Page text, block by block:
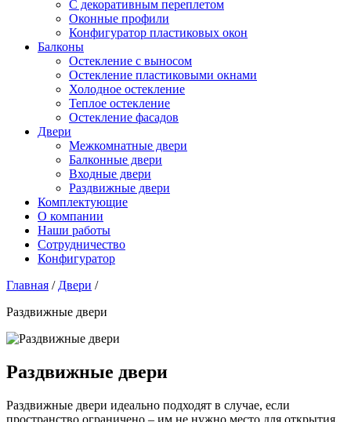
С декоративным переплетом
Оконные профили
Конфигуратор пластиковых окон
Балконы
Остекление с выносом
Остекление пластиковыми окнами
Холодное остекление
Теплое остекление
Остекление фасадов
Двери
Межкомнатные двери
Балконные двери
Входные двери
Раздвижные двери
Комплектующие
О компании
Наши работы
Сотрудничество
Конфигуратор
Главная / Двери /
Раздвижные двери
Раздвижные двери
Раздвижные двери идеально подходят в случае, если